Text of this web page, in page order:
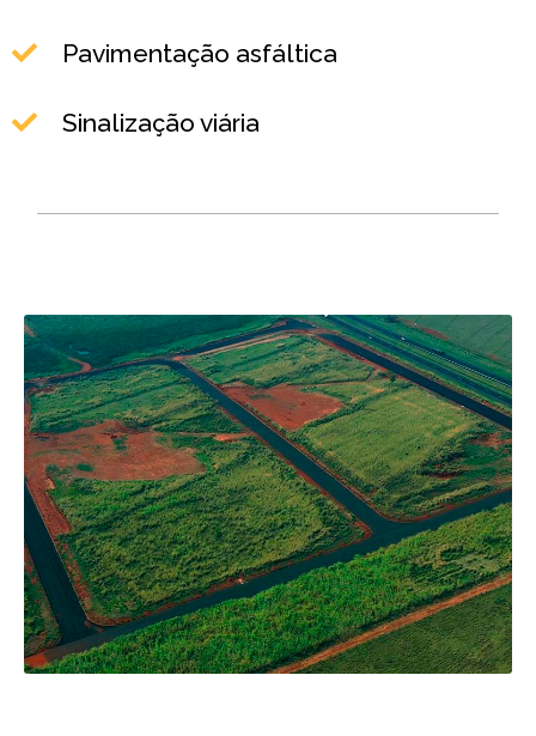
Pavimentação asfáltica
Sinalização viária